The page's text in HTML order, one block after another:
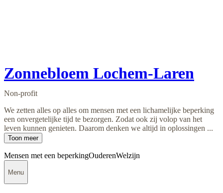
Zonnebloem Lochem-Laren
Non-profit
We zetten alles op alles om mensen met een lichamelijke beperking
een onvergetelijke tijd te bezorgen. Zodat ook zij volop van het
leven kunnen genieten. Daarom denken we altijd in oplossingen ...
Toon meer
Mensen met een beperkingOuderenWelzijn
Menu